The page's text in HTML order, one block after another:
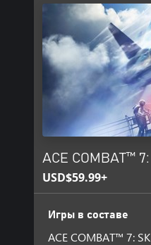
ACE COMBAT™
USD$59.99+
Игры в составе
ACE COMBAT™ 7: